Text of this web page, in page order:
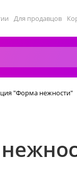
Для продавцов
"Форма нежности"